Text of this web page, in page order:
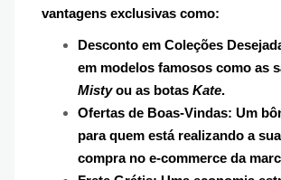
vantagens exclusivas como:
Desconto em Coleções
em modelos famosos como as
Mistyou as botas Kate.
Ofertas de Boas-Vindas: Um
para quem está realizando a
compra no e-commerce da